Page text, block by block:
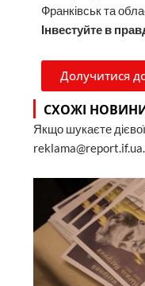
Франківськ та
Інвестуйте в
Долучитися
СХОЖІ
Якщо шукаєте